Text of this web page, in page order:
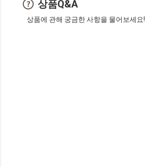
상품Q&A
상품에 관해 궁금한 사항을 물어보세요!